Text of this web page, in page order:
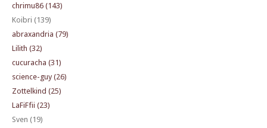
chrimu86 (143)
Koibri (139)
abraxandria (79)
Lilith (32)
cucuracha (31)
science-guy (26)
Zottelkind (25)
LaFiFfii (23)
Sven (19)